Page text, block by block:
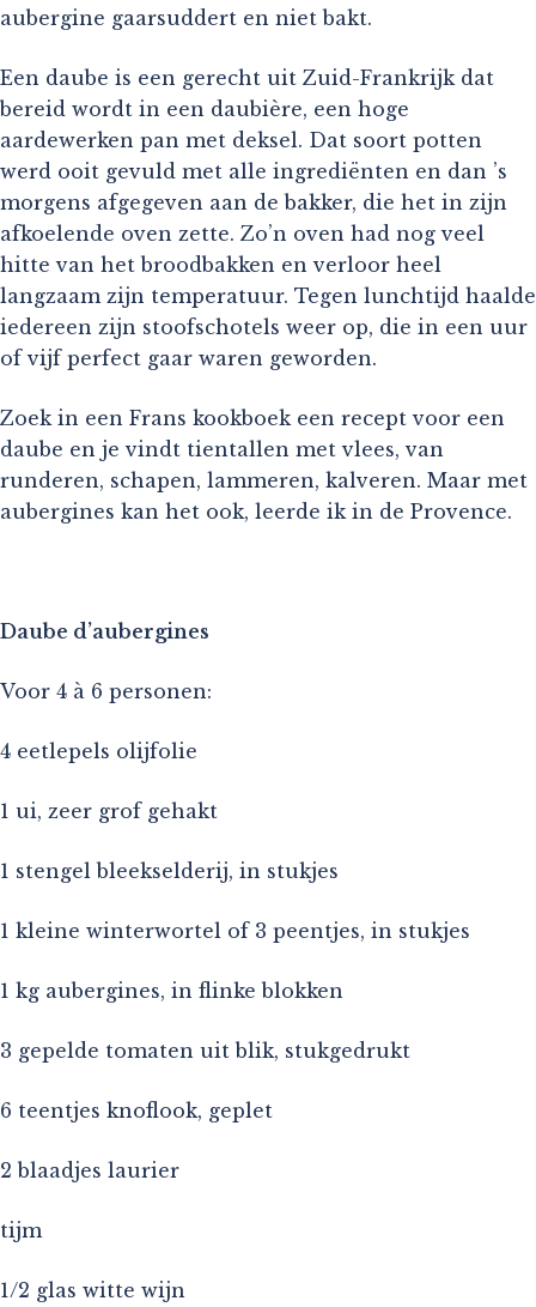
aubergine gaarsuddert en niet bakt.
Een daube is een gerecht uit Zuid-Frankrijk dat
bereid wordt in een daubière, een hoge
aardewerken pan met deksel. Dat soort potten
werd ooit gevuld met alle ingrediënten en dan ’s
morgens afgegeven aan de bakker, die het in zijn
afkoelende oven zette. Zo’n oven had nog veel
hitte van het broodbakken en verloor heel
langzaam zijn temperatuur. Tegen lunchtijd haalde
iedereen zijn stoofschotels weer op, die in een uur
of vijf perfect gaar waren geworden.
Zoek in een Frans kookboek een recept voor een
daube en je vindt tientallen met vlees, van
runderen, schapen, lammeren, kalveren. Maar met
aubergines kan het ook, leerde ik in de Provence.
Daube d’aubergines
Voor 4 à 6 personen:
4 eetlepels olijfolie
1 ui, zeer grof gehakt
1 stengel bleekselderij, in stukjes
1 kleine winterwortel of 3 peentjes, in stukjes
1 kg aubergines, in flinke blokken
3 gepelde tomaten uit blik, stukgedrukt
6 teentjes knoflook, geplet
2 blaadjes laurier
tijm
1/2 glas witte wijn